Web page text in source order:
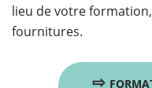
lieu de votre
fournitures.
⇨